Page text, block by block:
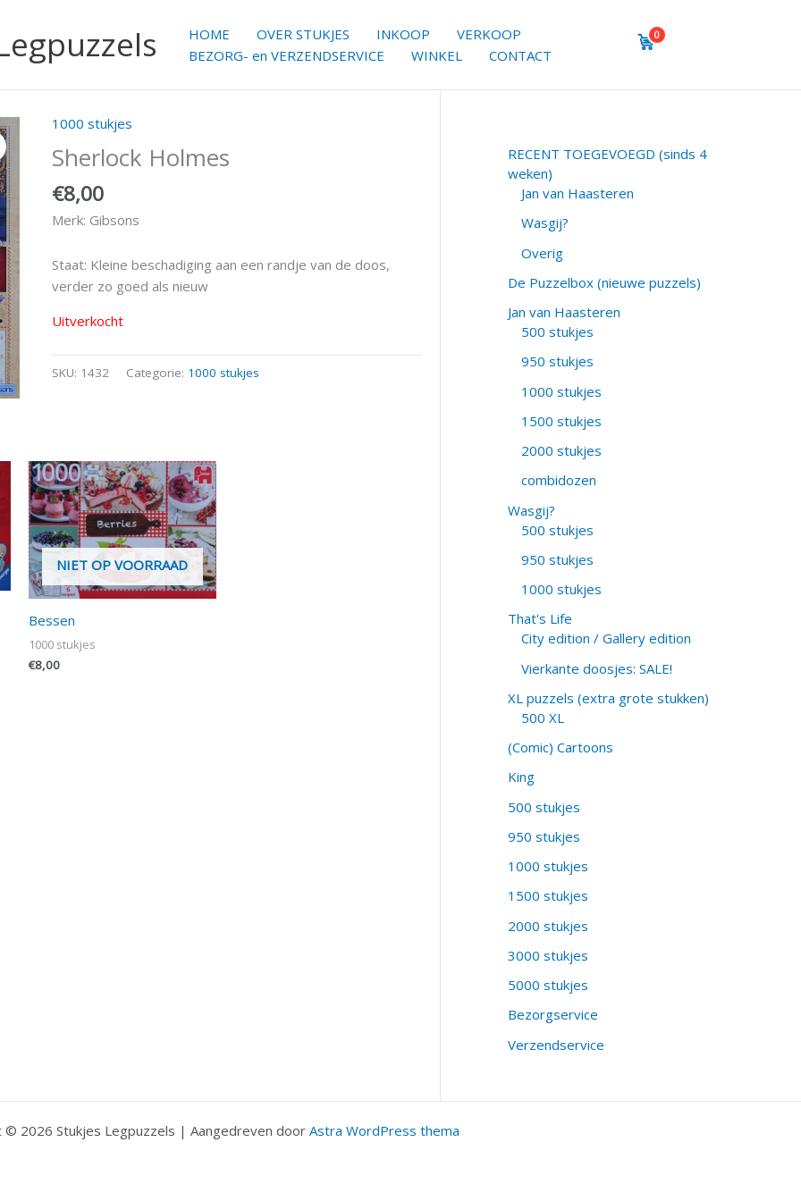
HOME OVER STUKJES INKOOP
VERKOOP
BEZORG- en VERZENDSERVICE
WINKEL CONTACT
0
1000 stukjes
Sherlock Holmes
€8,00
Merk: Gibsons
Staat: Kleine beschadiging aan een randje van de doos,
verder zo goed als nieuw
Uitverkocht
SKU: 1432 Categorie: 1000 stukjes
NIET OP VOORRAAD
Bessen
1000 stukjes
€8,00
RECENT TOEGEVOEGD (sinds 4
weken)
Jan van Haasteren
Wasgij?
Overig
De Puzzelbox (nieuwe puzzels)
Jan van Haasteren
500 stukjes
950 stukjes
1000 stukjes
1500 stukjes
2000 stukjes
combidozen
Wasgij?
500 stukjes
950 stukjes
1000 stukjes
That's Life
City edition / Gallery edition
Vierkante doosjes: SALE!
XL puzzels (extra grote stukken)
500 XL
(Comic) Cartoons
King
500 stukjes
950 stukjes
1000 stukjes
1500 stukjes
2000 stukjes
3000 stukjes
5000 stukjes
Bezorgservice
Verzendservice
© 2026 Stukjes Legpuzzels | Aangedreven doorAstra WordPress thema